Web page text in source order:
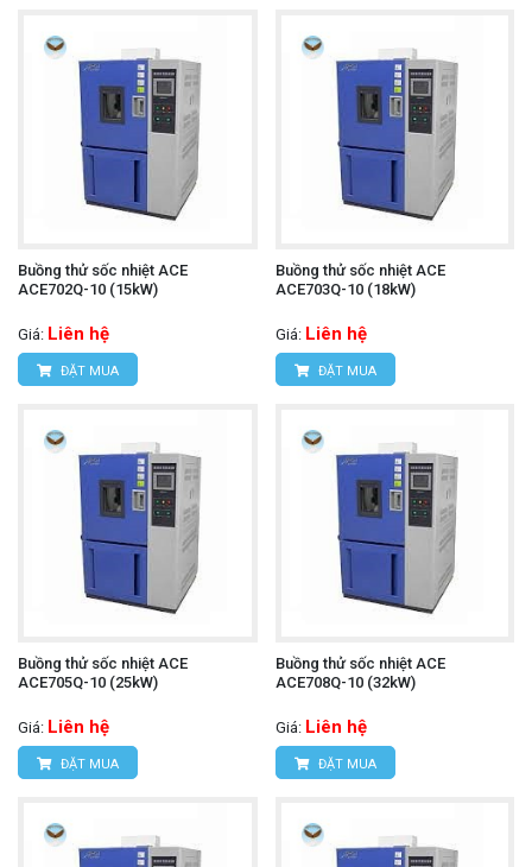
Buồng thử sốc nhiệt ACE
ACE702Q-10 (15kW)
Giá: Liên hệ
ĐẶT MUA
Buồng thử sốc nhiệt ACE
ACE703Q-10 (18kW)
Giá: Liên hệ
ĐẶT MUA
Buồng thử sốc nhiệt ACE
ACE705Q-10 (25kW)
Giá: Liên hệ
ĐẶT MUA
Buồng thử sốc nhiệt ACE
ACE708Q-10 (32kW)
Giá: Liên hệ
ĐẶT MUA